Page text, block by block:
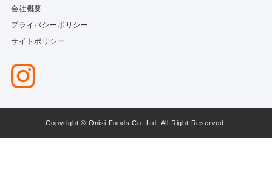
会社概要
プライバシーポリシー
サイトポリシー
Copyright © Onisi Foods Co.,Ltd. All Right Reserved.